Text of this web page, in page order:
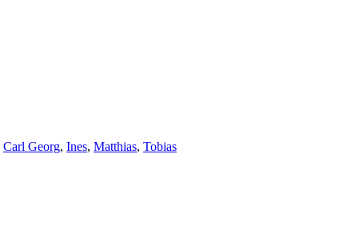
Carl Georg, Ines, Matthias, Tobias